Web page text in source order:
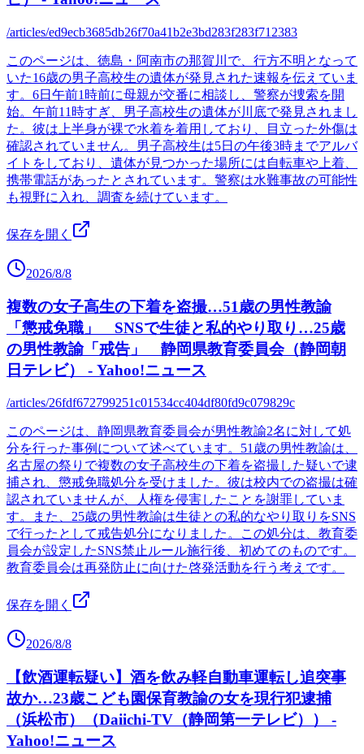
/articles/ed9ecb3685db26f70a41b2e3bd283f283f712383
このページは、徳島・阿南市の那賀川で、行方不明となって
いた16歳の男子高校生の遺体が発見された速報を伝えていま
す。6日午前1時前に母親が交番に相談し、警察が捜索を開
始。午前11時すぎ、男子高校生の遺体が川底で発見されまし
た。彼は上半身が裸で水着を着用しており、目立った外傷は
確認されていません。男子高校生は5日の午後3時までアルバ
イトをしており、遺体が見つかった場所には自転車や上着、
携帯電話があったとされています。警察は水難事故の可能性
も視野に入れ、調査を続けています。
保存を開く
2026/8/8
複数の女子高生の下着を盗撮…51歳の男性教諭
「懲戒免職」 SNSで生徒と私的やり取り…25歳
の男性教諭「戒告」 静岡県教育委員会（静岡朝
日テレビ） - Yahoo!ニュース
/articles/26fdf672799251c01534cc404df80fd9c079829c
このページは、静岡県教育委員会が男性教諭2名に対して処
分を行った事例について述べています。51歳の男性教諭は、
名古屋の祭りで複数の女子高校生の下着を盗撮した疑いで逮
捕され、懲戒免職処分を受けました。彼は校内での盗撮は確
認されていませんが、人権を侵害したことを謝罪していま
す。また、25歳の男性教諭は生徒との私的なやり取りをSNS
で行ったとして戒告処分になりました。この処分は、教育委
員会が設定したSNS禁止ルール施行後、初めてのものです。
教育委員会は再発防止に向けた啓発活動を行う考えです。
保存を開く
2026/8/8
【飲酒運転疑い】酒を飲み軽自動車運転し追突事
故か…23歳こども園保育教諭の女を現行犯逮捕
（浜松市）（Daiichi-TV（静岡第一テレビ）） -
Yahoo!ニュース